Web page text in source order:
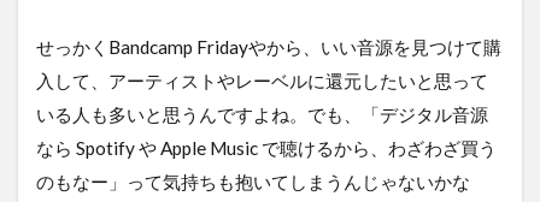
せっかくBandcamp Fridayやから、いい音源を見つけて購
入して、アーティストやレーベルに還元したいと思って
いる人も多いと思うんですよね。でも、「デジタル音源
なら Spotify や Apple Music で聴けるから、わざわざ買う
のもなー」って気持ちも抱いてしまうんじゃないかな